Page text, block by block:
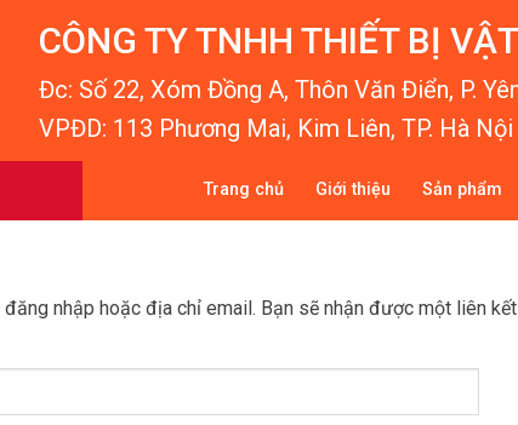
CÔNG TY TNHH THIẾT BỊ
Đc: Số 22, Xóm Đồng A, Thôn Văn Điển, P.
VPĐD: 113 Phương Mai, Kim Liên, TP. Hà Nội
Trang chủ Giới thiệu Sản phẩm
nhập hoặc địa chỉ email. Bạn sẽ nhận được một liên